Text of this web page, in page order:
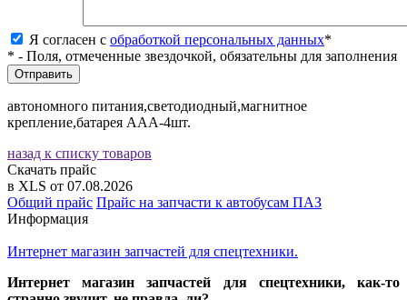
Я согласен с обработкой персональных данных*
* - Поля, отмеченные звездочкой, обязательны для заполнения
автономного питания,светодиодный,магнитное
крепление,батарея ААА-4шт.
назад к списку товаров
Скачать прайс
в XLS от 07.08.2026
Общий прайс Прайс на запчасти к автобусам ПАЗ
Информация
Интернет магазин запчастей для спецтехники.
Интернет магазин запчастей для спецтехники, как-то